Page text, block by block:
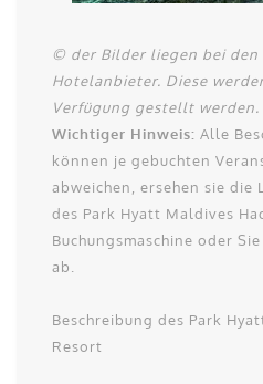
© der Bilder liegen bei den
Hotelanbieter. Diese
Verfügung gestellt werden.
Wichtiger Hinweis: Alle
können je gebuchten
abweichen, ersehen sie die
des Park Hyatt Maldives
Buchungsmaschine oder
ab.
Beschreibung des Park
Resort